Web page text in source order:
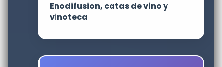
Enodifusion, catas de vino y
vinoteca